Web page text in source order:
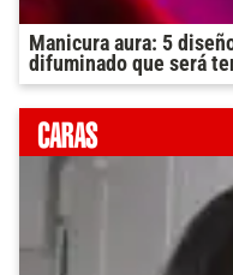
Manicura aura: 5
difuminado que será